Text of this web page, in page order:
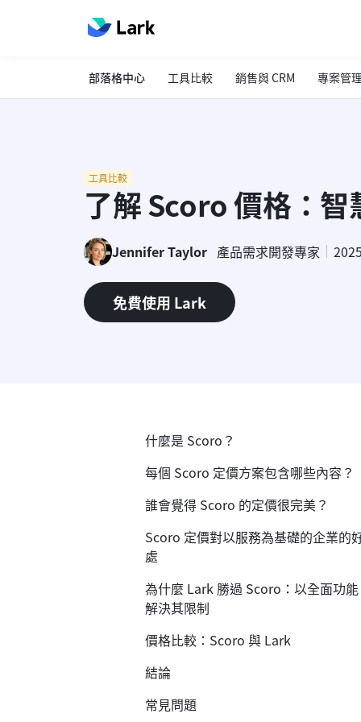
部落格中心 工具比較 銷售與 CRM 專案管
工具比較
了解 Scoro 價格：
Jennifer Taylor 產品需求開發專家
免費使用 Lark
什麼是 Scoro？
每個 Scoro 定價方案包含哪些內容？
誰會覺得 Scoro 的定價很完美？
Scoro 定價對以服務為基礎的企業的
處
為什麼 Lark 勝過 Scoro：以全面功能
解決其限制
價格比較：Scoro 與 Lark
結論
常見問題